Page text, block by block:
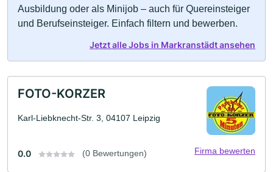
Ausbildung oder als Minijob – auch für Quereinsteiger
und Berufseinsteiger. Einfach filtern und bewerben.
Jetzt alle Jobs in Markranstädt ansehen
FOTO-KORZER
Karl-Liebknecht-Str. 3, 04107 Leipzig
0.0 (0 Bewertungen) Firma bewerten